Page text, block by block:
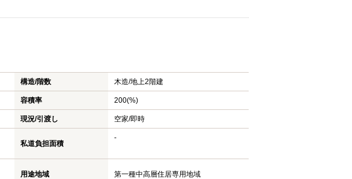
構造/階数 木造/地上2階建
容積率 200(%)
現況/引渡し 空家/即時
私道負担面積
-
用途地域 第一種中高層住居専用地域